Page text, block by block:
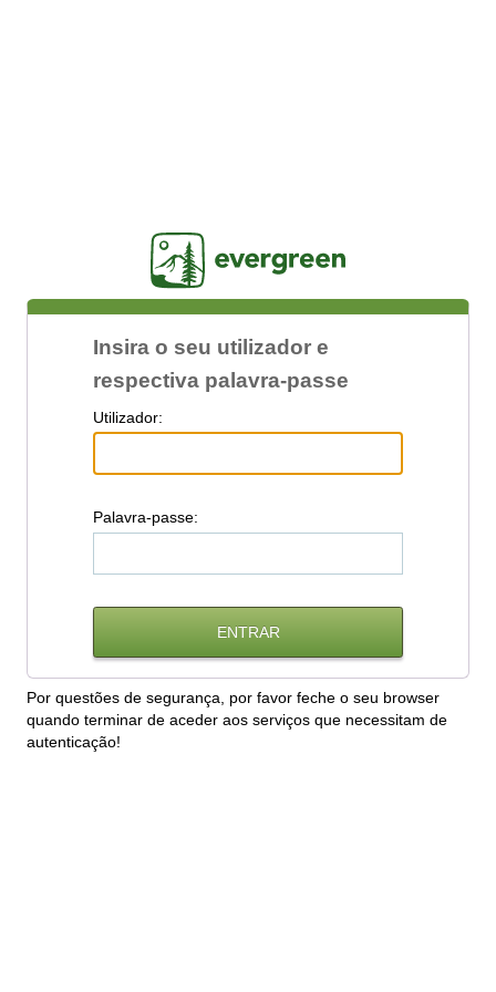
Insira o seu utilizador e
respectiva palavra-passe
Utilizador:
Palavra-passe:
Por questões de segurança, por favor feche o seu browser
quando terminar de aceder aos serviços que necessitam de
autenticação!